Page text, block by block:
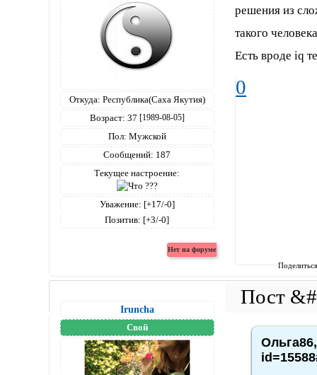
Откуда: Республика(Саха Якутия)
Возраст: 37 [1989-08-05]
Пол: Мужской
Сообщений: 187
Текущее настроение:
Уважение: [+17/-0]
Позитив: [+3/-0]
решения из
такого
Есть вроде iq
0
Iruncha
Свой